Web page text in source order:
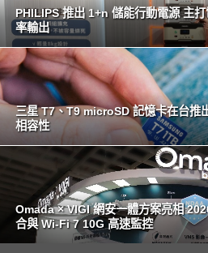
PHILIPS 推出 1+n 儲能行動電源 主
率輸出
三星 T7、T9 microSD 記憶卡在台推
相容性
Omada × VIGI 網安一體方案亮相
合與 Wi-Fi 7 10G 高速監控